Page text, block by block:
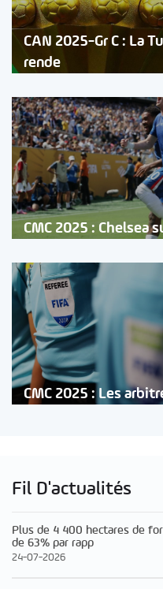
CAN 2025-Gr C : La
rende
CMC 2025 : Chelsea
CMC 2025 : Les
Fil D'actualités
Plus de 4 400 hectares de
de 63% par rapp
24-07-2026